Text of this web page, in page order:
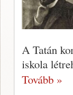
A Tatán
iskola
Tovább »